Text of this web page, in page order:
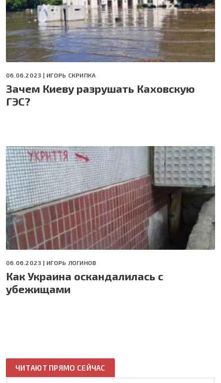
06.06.2023 | ИГОРЬ СКРИПКА
Зачем Киеву разрушать Каховскую
ГЭС?
06.06.2023 | ИГОРЬ ЛОГИНОВ
Как Украина оскандалилась с
убежищами
ЧИТАЮТ ПРЯМО СЕЙЧАС